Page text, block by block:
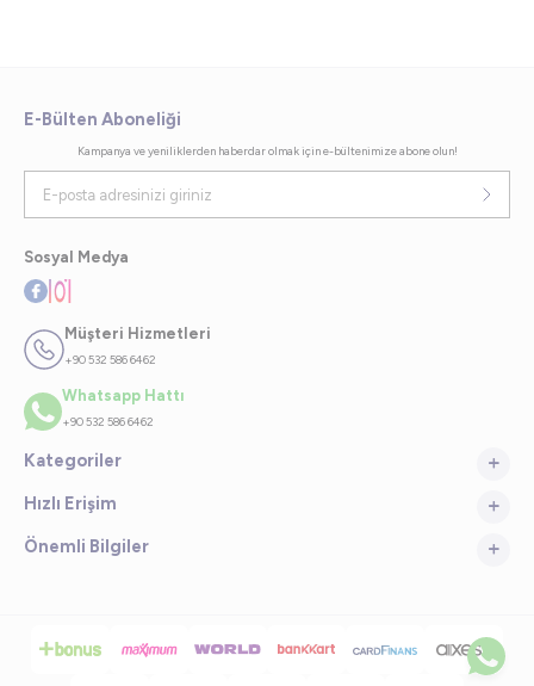
E-Bülten Aboneliği
Kampanya ve yeniliklerden haberdar olmak için e-bültenimize abone olun!
Sosyal Medya
Müşteri Hizmetleri
+90 532 586 6462
Whatsapp Hattı
+90 532 586 6462
Kategoriler
Hızlı Erişim
Önemli Bilgiler